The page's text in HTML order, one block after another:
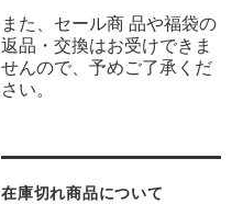
また、セール商 品や福袋の
返品・交換はお受けできま
せんので、予めご了承くだ
さい。
在庫切れ商品について